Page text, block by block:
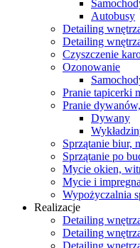
Autobusy
Detailing
Detailing
Czyszczenie
Ozonowanie
Pranie tapicerki
Pranie
Dywany
Sprzątanie biur,
Sprzątanie po
Mycie okien,
Mycie i
Wypożyczalnia
Realizacje
Detailing
Detailing
Detailing